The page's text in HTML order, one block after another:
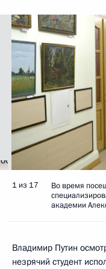
1 из 17
Во время
академии
Владимир Путин
незрячий студент